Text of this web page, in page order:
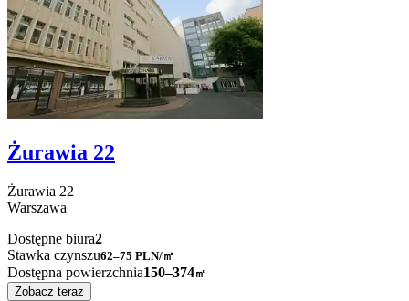
Żurawia 22
Żurawia 22
Warszawa
Dostępne biura2
Stawka czynszu62–75 PLN/㎡
Dostępna powierzchnia150–374㎡
Zobacz teraz